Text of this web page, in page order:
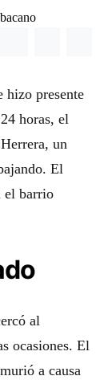
hizo presente
horas, el
un
El
el barrio
al
ocasiones. El
a causa